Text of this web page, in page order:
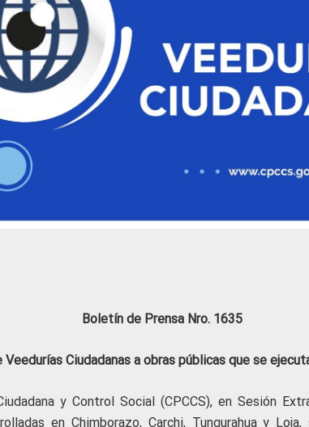
Boletín de Prensa Nro. 1635
Ciudadanas a obras públicas que se
y Control Social (CPCCS), en Sesión
en Chimborazo, Carchi, Tungurahua y